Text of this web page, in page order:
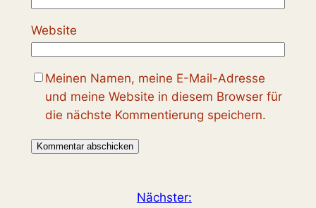
Website
Meinen Namen, meine E-Mail-Adresse
und meine Website in diesem Browser für
die nächste Kommentierung speichern.
Nächster: